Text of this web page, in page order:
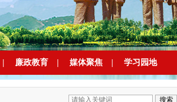
| 廉政教育 | 媒体聚焦 | 学习园地